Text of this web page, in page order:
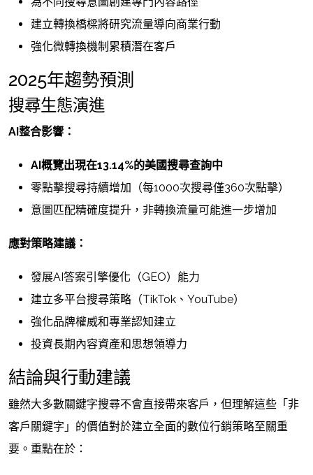
建立轉換橋樑將研究流量導向商業行動
強化微轉換機制累積潛在客戶
2025年趨勢預測
搜尋生態演進
AI整合影響：
AI概覽出現在13.14%的美國搜尋查詢中
零點擊搜尋持續增加（每1000次搜尋僅360次點擊）
意圖匹配精確度提升，非轉換流量可能進一步增加
應對策略建議：
發展AI答案引擎優化（GEO）能力
建立多平台搜尋策略（TikTok、YouTube）
強化品牌權威和專業認知建立
投資長期內容資產和思想領導力
結論與行動建議
雖然大多數關鍵字搜尋不會直接帶來客戶，但理解這些「非
客戶關鍵字」的價值對於建立全面的數位行銷策略至關重
要。重點在於：